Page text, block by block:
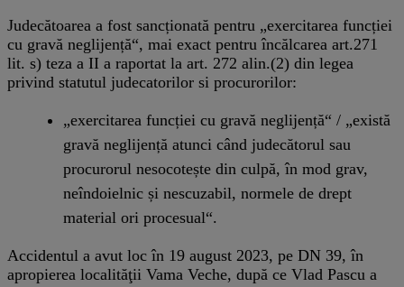
Judecătoarea a fost sancționată pentru „exercitarea funcției
cu gravă neglijență“, mai exact pentru încălcarea art.271
lit. s) teza a II a raportat la art. 272 alin.(2) din legea
privind statutul judecatorilor si procurorilor:
„exercitarea funcției cu gravă neglijență“ / „există
gravă neglijență atunci când judecătorul sau
procurorul nesocotește din culpă, în mod grav,
neîndoielnic și nescuzabil, normele de drept
material ori procesual“.
Accidentul a avut loc în 19 august 2023, pe DN 39, în
apropierea localităţii Vama Veche, după ce Vlad Pascu a